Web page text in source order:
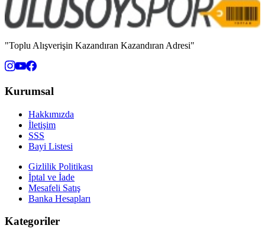
"Toplu Alışverişin Kazandıran Kazandıran Adresi"
Kurumsal
Hakkımızda
İletişim
SSS
Bayi Listesi
Gizlilik Politikası
İptal ve İade
Mesafeli Satış
Banka Hesapları
Kategoriler